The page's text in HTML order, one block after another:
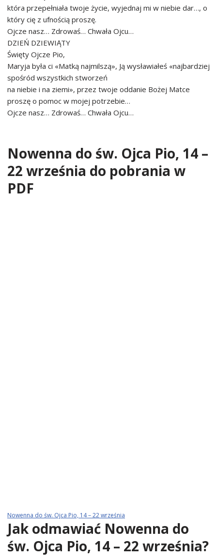
która przepełniała twoje życie, wyjednaj mi w niebie dar…, o
który cię z ufnością proszę.
Ojcze nasz… Zdrowaś… Chwała Ojcu…
DZIEŃ DZIEWIĄTY
Święty Ojcze Pio,
Maryja była ci «Matką najmilszą», Ją wysławiałeś «najbardziej
spośród wszystkich stworzeń
na niebie i na ziemi», przez twoje oddanie Bożej Matce
proszę o pomoc w mojej potrzebie…
Ojcze nasz… Zdrowaś… Chwała Ojcu…
Nowenna do św. Ojca Pio, 14 –
22 września do pobrania w
PDF
Nowenna do św. Ojca Pio, 14 – 22 września
Jak odmawiać Nowenna do
św. Ojca Pio, 14 – 22 września?